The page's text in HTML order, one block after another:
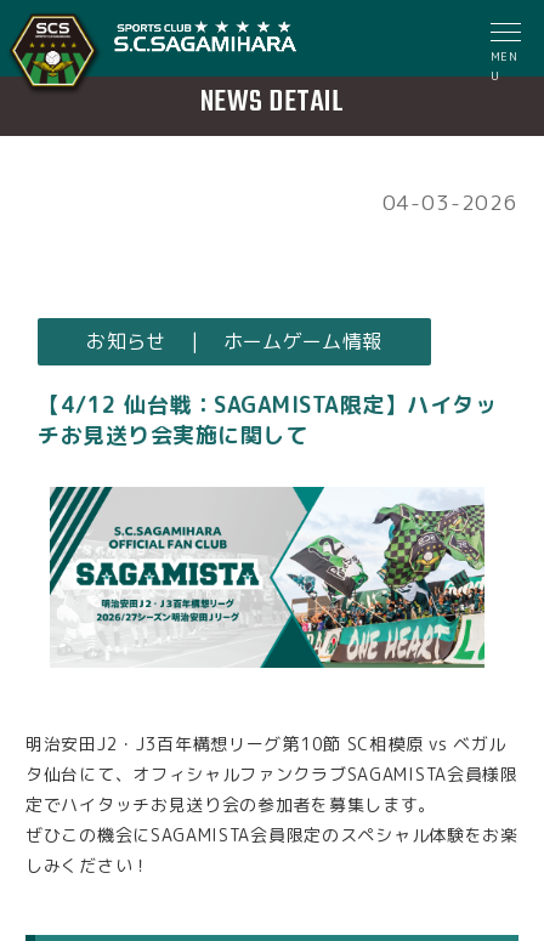
MEN
U
NEWS DETAIL
04-03-2026
お知らせ | ホームゲーム情報
【4/12 仙台戦：SAGAMISTA限定】ハイタッ
チお見送り会実施に関して
明治安田J2・J3百年構想リーグ第10節 SC相模原 vs ベガル
タ仙台にて、オフィシャルファンクラブSAGAMISTA会員様限
定でハイタッチお見送り会の参加者を募集します。
ぜひこの機会にSAGAMISTA会員限定のスペシャル体験をお楽
しみください！